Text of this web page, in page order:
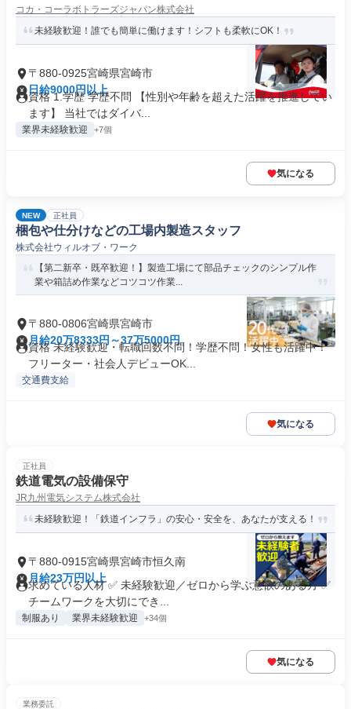
コカ・コーラボトラーズジャパン株式会社
未経験歓迎！誰でも簡単に働けます！シフトも柔軟にOK！
〒880-0925宮崎県宮崎市
日給9000円以上
資格 1.学歴 学歴不問 【性別や年齢を超えた活躍を推進してい
ます】 当社ではダイバ...
業界未経験歓迎 +7個
気になる
NEW 正社員
梱包や仕分けなどの工場内製造スタッフ
株式会社ウィルオブ・ワーク
【第二新卒・既卒歓迎！】製造工場にて部品チェックのシンプル作
業や箱詰め作業などコツコツ作業...
〒880-0806宮崎県宮崎市
月給20万8333円～37万5000円
資格 未経験歓迎・転職回数不問！学歴不問！女性も活躍中！
フリーター・社会人デビューOK...
交通費支給
気になる
正社員
鉄道電気の設備保守
JR九州電気システム株式会社
未経験歓迎！「鉄道インフラ」の安心・安全を、あなたが支える！
〒880-0915宮崎県宮崎市恒久南
月給23万円以上
求めている人材 ✅ 未経験歓迎／ゼロから学ぶ意欲のある方 ✅
チームワークを大切にでき...
制服あり 業界未経験歓迎 +34個
気になる
業務委託